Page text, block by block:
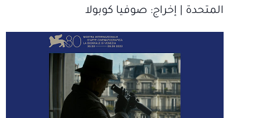
المتحدة | إخراج‫: صوفيا كوبولا